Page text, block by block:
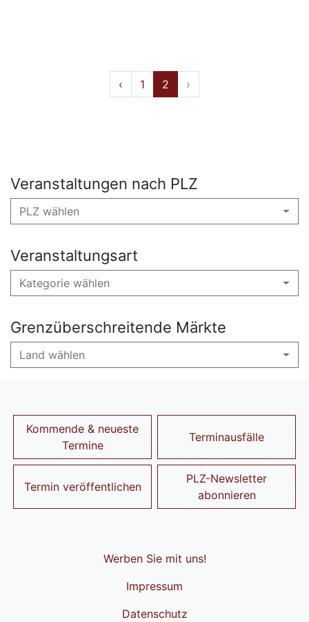
‹ 1 2 ›
Veranstaltungen nach PLZ
PLZ wählen
Veranstaltungsart
Kategorie wählen
Grenzüberschreitende Märkte
Land wählen
Kommende & neueste
Termine
Terminausfälle
Termin veröffentlichen
PLZ-Newsletter
abonnieren
Werben Sie mit uns!
Impressum
Datenschutz